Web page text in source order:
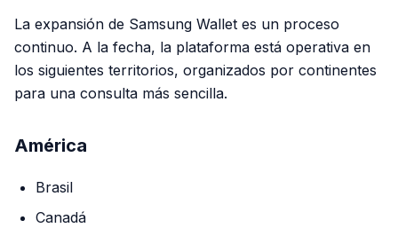
La expansión de Samsung Wallet es un proceso
continuo. A la fecha, la plataforma está operativa en
los siguientes territorios, organizados por continentes
para una consulta más sencilla.
América
Brasil
Canadá